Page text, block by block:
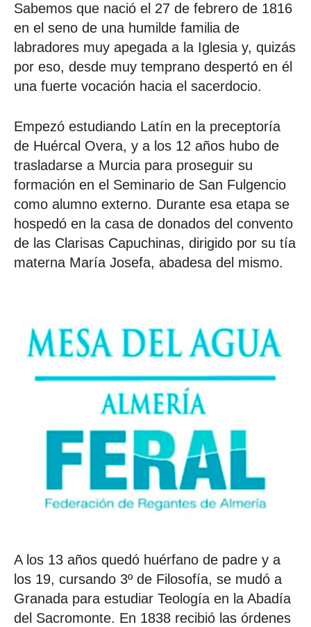
Sabemos que nació el 27 de febrero de 1816
en el seno de una humilde familia de
labradores muy apegada a la Iglesia y, quizás
por eso, desde muy temprano despertó en él
una fuerte vocación hacia el sacerdocio.
Empezó estudiando Latín en la preceptoría
de Huércal Overa, y a los 12 años hubo de
trasladarse a Murcia para proseguir su
formación en el Seminario de San Fulgencio
como alumno externo. Durante esa etapa se
hospedó en la casa de donados del convento
de las Clarisas Capuchinas, dirigido por su tía
materna María Josefa, abadesa del mismo.
A los 13 años quedó huérfano de padre y a
los 19, cursando 3º de Filosofía, se mudó a
Granada para estudiar Teología en la Abadía
del Sacromonte. En 1838 recibió las órdenes